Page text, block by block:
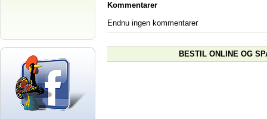
Kommentarer
Endnu ingen kommentarer
BESTIL ONLINE OG